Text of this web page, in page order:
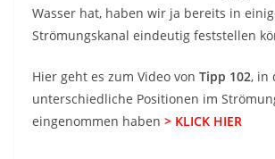
Wasser hat, haben wir ja bereits in
Strömungskanal eindeutig feststellen
Hier geht es zum Video von Tipp 102, in
unterschiedliche Positionen im
eingenommen haben > KLICK HIER